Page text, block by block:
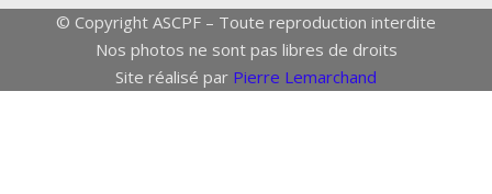
© Copyright ASCPF – Toute reproduction interdite
Nos photos ne sont pas libres de droits
Site réalisé par Pierre Lemarchand